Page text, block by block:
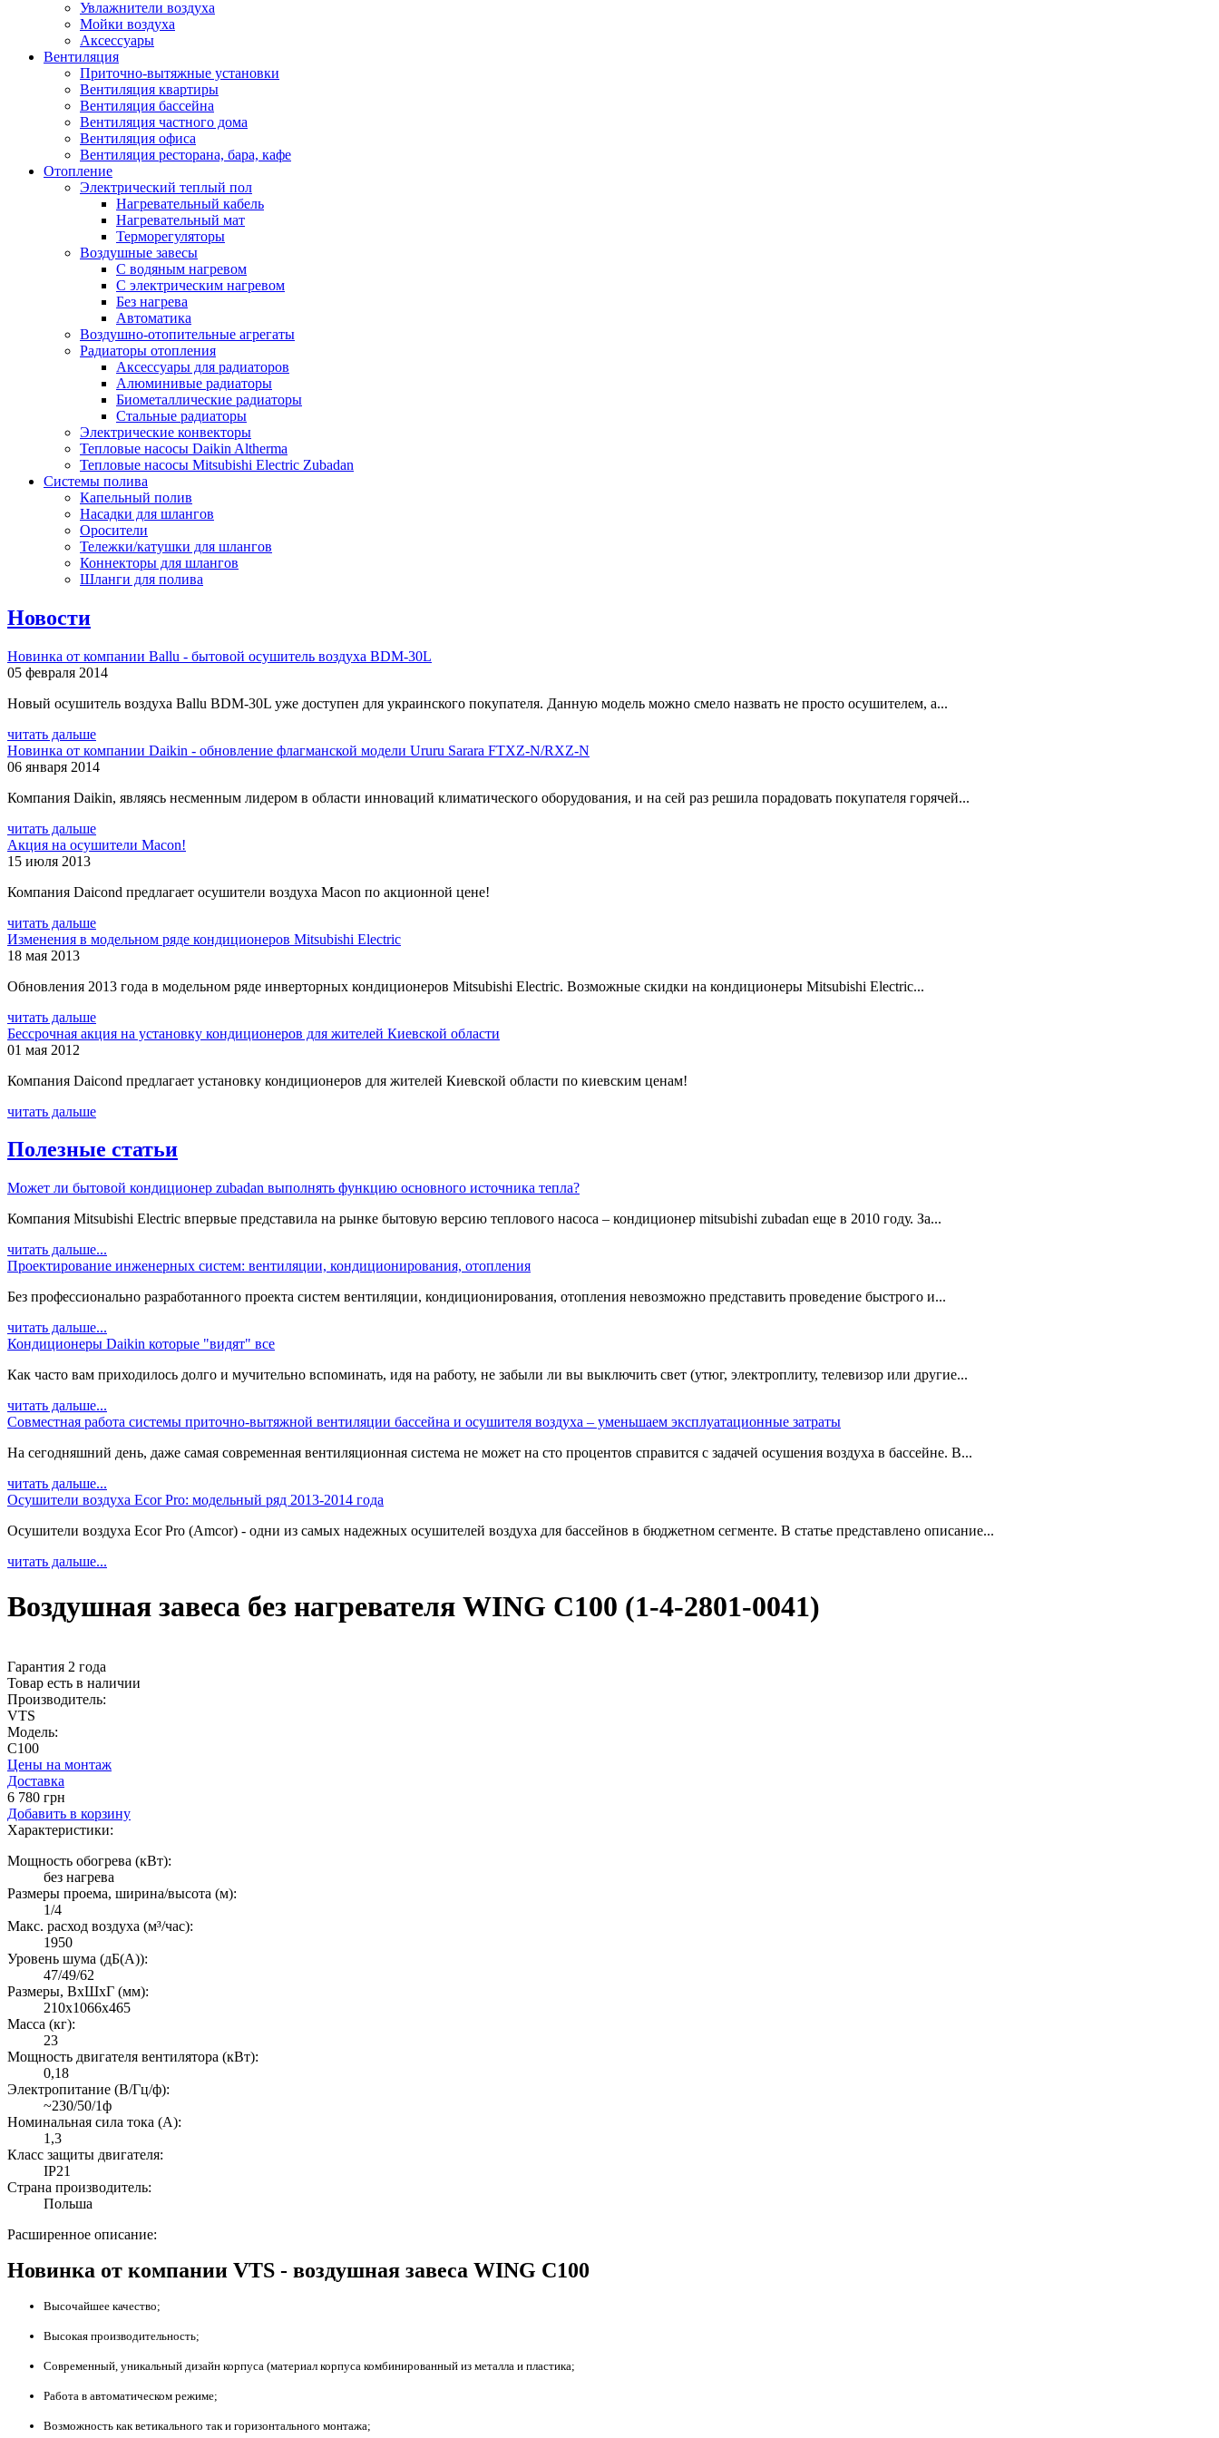
Увлажнители воздуха
Мойки воздуха
Аксессуары
Вентиляция
Приточно-вытяжные установки
Вентиляция квартиры
Вентиляция бассейна
Вентиляция частного дома
Вентиляция офиса
Вентиляция ресторана, бара, кафе
Отопление
Электрический теплый пол
Нагревательный кабель
Нагревательный мат
Терморегуляторы
Воздушные завесы
С водяным нагревом
С электрическим нагревом
Без нагрева
Автоматика
Воздушно-отопительные агрегаты
Радиаторы отопления
Аксессуары для радиаторов
Алюминивые радиаторы
Биометаллические радиаторы
Стальные радиаторы
Электрические конвекторы
Тепловые насосы Daikin Altherma
Тепловые насосы Mitsubishi Electric Zubadan
Системы полива
Капельный полив
Насадки для шлангов
Оросители
Тележки/катушки для шлангов
Коннекторы для шлангов
Шланги для полива
Новости
Новинка от компании Ballu - бытовой осушитель воздуха BDM-30L
05 февраля 2014
Новый осушитель воздуха Ballu BDM-30L уже доступен для украинского покупателя. Данную модель можно смело назвать не просто осушителем, а...
читать дальше
Новинка от компании Daikin - обновление флагманской модели Ururu Sarara FTXZ-N/RXZ-N
06 января 2014
Компания Daikin, являясь несменным лидером в области инноваций климатического оборудования, и на сей раз решила порадовать покупателя горячей...
читать дальше
Акция на осушители Macon!
15 июля 2013
Компания Daicond предлагает осушители воздуха Macon по акционной цене!
читать дальше
Изменения в модельном ряде кондиционеров Mitsubishi Electric
18 мая 2013
Обновления 2013 года в модельном ряде инверторных кондиционеров Mitsubishi Electric. Возможные скидки на кондиционеры Mitsubishi Electric...
читать дальше
Бессрочная акция на установку кондиционеров для жителей Киевской области
01 мая 2012
Компания Daicond предлагает установку кондиционеров для жителей Киевской области по киевским ценам!
читать дальше
Полезные статьи
Может ли бытовой кондиционер zubadan выполнять функцию основного источника тепла?
Компания Mitsubishi Electric впервые представила на рынке бытовую версию теплового насоса – кондиционер mitsubishi zubadan еще в 2010 году. За...
читать дальше...
Проектирование инженерных систем: вентиляции, кондиционирования, отопления
Без профессионально разработанного проекта систем вентиляции, кондиционирования, отопления невозможно представить проведение быстрого и...
читать дальше...
Кондиционеры Daikin которые "видят" все
Как часто вам приходилось долго и мучительно вспоминать, идя на работу, не забыли ли вы выключить свет (утюг, электроплиту, телевизор или другие...
читать дальше...
Совместная работа системы приточно-вытяжной вентиляции бассейна и осушителя воздуха – уменьшаем эксплуатационные затраты
На сегодняшний день, даже самая современная вентиляционная система не может на сто процентов справится с задачей осушения воздуха в бассейне. В...
читать дальше...
Осушители воздуха Ecor Pro: модельный ряд 2013-2014 года
Осушители воздуха Ecor Pro (Amcor) - одни из самых надежных осушителей воздуха для бассейнов в бюджетном сегменте. В статье представлено описание...
читать дальше...
Воздушная завеса без нагревателя WING C100 (1-4-2801-0041)
Гарантия 2 года
Товар есть в наличии
Производитель:
VTS
Модель:
C100
Цены на монтаж
Доставка
6 780 грн
Добавить в корзину
Характеристики:
Мощность обогрева (кВт):
без нагрева
Размеры проема, ширина/высота (м):
1/4
Макс. расход воздуха (м³/час):
1950
Уровень шума (дБ(А)):
47/49/62
Размеры, ВxШxГ (мм):
210x1066x465
Масса (кг):
23
Мощность двигателя вентилятора (кВт):
0,18
Электропитание (В/Гц/ф):
~230/50/1ф
Номинальная сила тока (А):
1,3
Класс защиты двигателя:
IP21
Страна производитель:
Польша
Расширенное описание:
Новинка от компании VTS - воздушная завеса WING C100
Высочайшее качество;
Высокая производительность;
Современный, уникальный дизайн корпуса (материал корпуса комбинированный из металла и пластика;
Работа в автоматическом режиме;
Возможность как ветикального так и горизонтального монтажа;